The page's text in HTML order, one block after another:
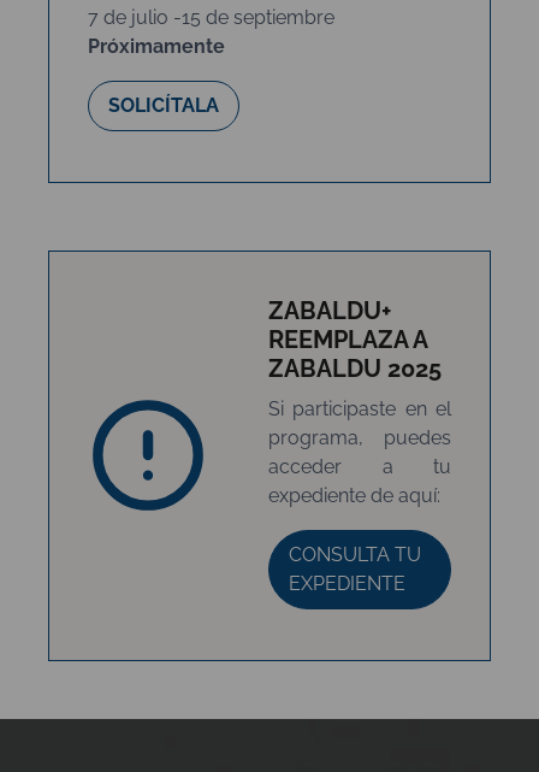
7 de julio -15 de septiembre
Próximamente
SOLICÍTALA
ZABALDU+
REEMPLAZA A
ZABALDU 2025
Si participaste en el
programa, puedes
acceder a tu
expediente de aquí:
CONSULTA TU
EXPEDIENTE